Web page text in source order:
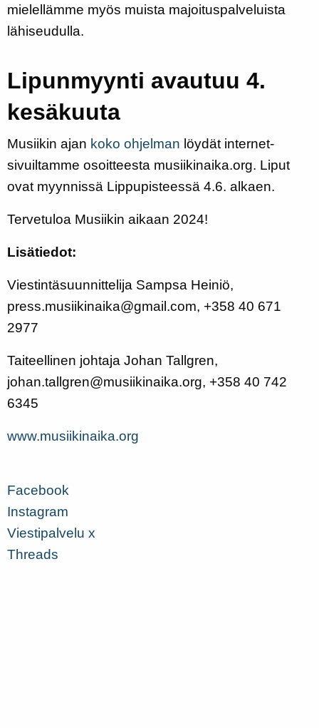
mielellämme myös muista majoituspalveluista
lähiseudulla.
Lipunmyynti avautuu 4.
kesäkuuta
Musiikin ajan koko ohjelman löydät internet-
sivuiltamme osoitteesta musiikinaika.org. Liput
ovat myynnissä Lippupisteessä 4.6. alkaen.
Tervetuloa Musiikin aikaan 2024!
Lisätiedot:
Viestintäsuunnittelija Sampsa Heiniö,
press.musiikinaika@gmail.com, +358 40 671
2977
Taiteellinen johtaja Johan Tallgren,
johan.tallgren@musiikinaika.org, +358 40 742
6345
www.musiikinaika.org
Facebook
Instagram
Viestipalvelu x
Threads